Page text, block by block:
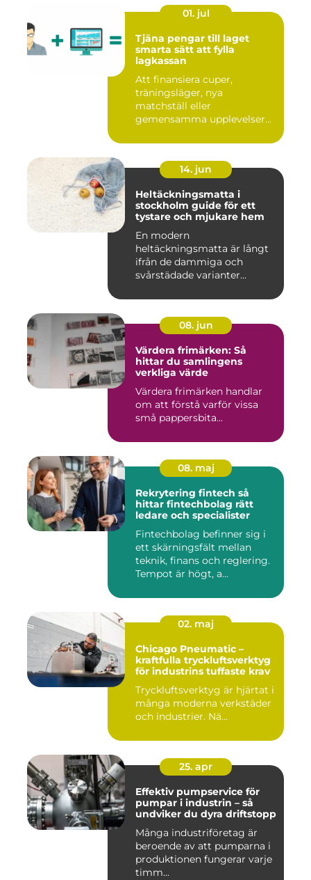
01. jul
Tjäna pengar till laget
smarta sätt att fylla
lagkassan
Att finansiera cuper,
träningsläger, nya
matchställ eller
gemensamma upplevelser
14. jun
Heltäckningsmatta i
stockholm guide för ett
tystare och mjukare hem
En modern
heltäckningsmatta är långt
ifrån de dammiga och
svårstädade varianter
08. jun
Värdera frimärken: Så
hittar du samlingens
verkliga värde
Värdera frimärken handlar
om att förstå varför vissa
små pappersbita...
08. maj
Rekrytering fintech så
hittar fintechbolag rätt
ledare och specialister
Fintechbolag befinner sig i
ett skärningsfält mellan
teknik, finans och reglering.
Tempot är högt, a...
02. maj
Chicago Pneumatic –
kraftfulla tryckluftsverktyg
för industrins tuffaste krav
Tryckluftsverktyg är hjärtat i
många moderna verkstäder
och industrier. Nä...
25. apr
Effektiv pumpservice för
pumpar i industrin – så
undviker du dyra driftstopp
Många industriföretag är
beroende av att pumparna i
produktionen fungerar varje
timm...